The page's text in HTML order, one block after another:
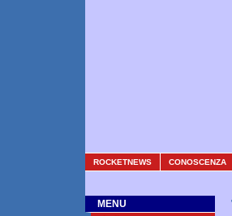
ROCKETNEWS CONOSCENZA
MENU